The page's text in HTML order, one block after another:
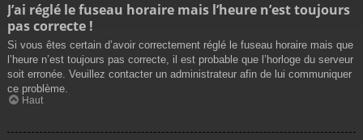
J’ai réglé le fuseau horaire mais l’heure n’est toujours
pas correcte !
Si vous êtes certain d’avoir correctement réglé le fuseau horaire mais que
l’heure n’est toujours pas correcte, il est probable que l’horloge du serveur
soit erronée. Veuillez contacter un administrateur afin de lui communiquer
ce problème.
Haut